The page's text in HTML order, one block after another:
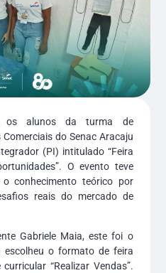
alunos da turma de
do Senac Aracaju
(PI) intitulado “Feira
O evento teve
conhecimento teórico por
reais do mercado de
Gabriele Maia, este foi o
o formato de feira
“Realizar Vendas”.